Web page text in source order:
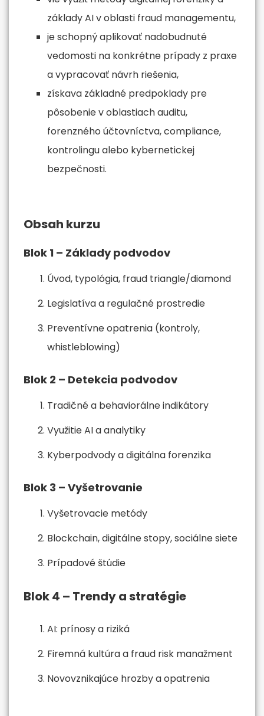
základy AI v oblasti fraud managementu,
je schopný aplikovať nadobudnuté
vedomosti na konkrétne prípady z praxe
a vypracovať návrh riešenia,
získava základné predpoklady pre
pôsobenie v oblastiach auditu,
forenzného účtovníctva, compliance,
kontrolingu alebo kybernetickej
bezpečnosti.
Obsah kurzu
Blok 1 – Základy podvodov
Úvod, typológia, fraud triangle/diamond
Legislatíva a regulačné prostredie
Preventívne opatrenia (kontroly,
whistleblowing)
Blok 2 – Detekcia podvodov
Tradičné a behaviorálne indikátory
Využitie AI a analytiky
Kyberpodvody a digitálna forenzika
Blok 3 – Vyšetrovanie
Vyšetrovacie metódy
Blockchain, digitálne stopy, sociálne siete
Prípadové štúdie
Blok 4 – Trendy a stratégie
AI: prínosy a riziká
Firemná kultúra a fraud risk manažment
Novovznikajúce hrozby a opatrenia